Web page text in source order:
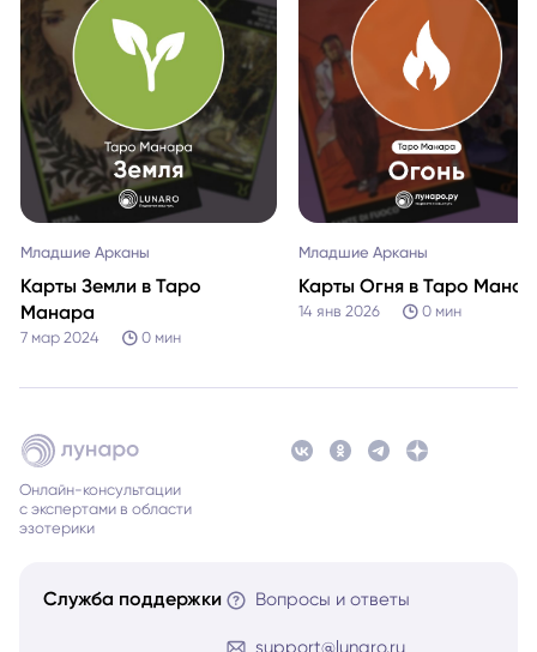
Младшие Арканы
Карты Земли в Таро
Манара
7 мар 2024 0 мин
Младшие Арканы
Карты Огня в Таро
14 янв 2026 0 мин
Онлайн-консультации
с экспертами в области
эзотерики
Служба поддержки Вопросы и ответы
support@lunaro.ru